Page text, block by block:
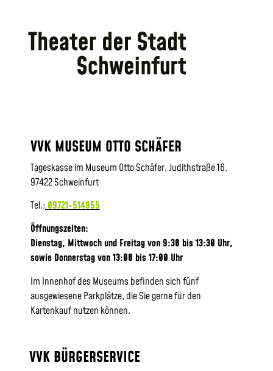
VVK MUSEUM OTTO SCHÄFER
Tageskasse im Museum Otto Schäfer, Judithstraße 16,
97422 Schweinfurt
Tel.: 09721-514955
Öffnungszeiten:
Dienstag, Mittwoch und Freitag von 9:30 bis 13:30 Uhr,
sowie Donnerstag von 13:00 bis 17:00 Uhr
Im Innenhof des Museums befinden sich fünf
ausgewiesene Parkplätze, die Sie gerne für den
Kartenkauf nutzen können.
VVK BÜRGERSERVICE